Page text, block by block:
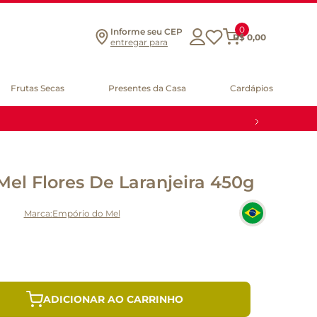
Informe seu CEP
entregar para
0
R$ 0,00
Frutas Secas Presentes da Casa Cardápios
Flores De Laranjeira 450g
Empório do Mel
ADICIONAR AO CARRINHO